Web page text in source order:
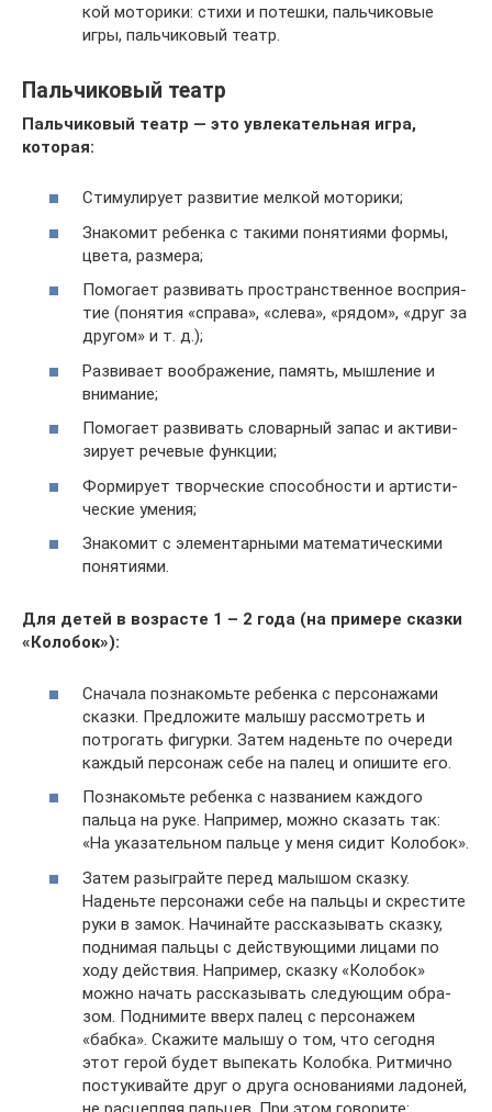
кой мото­рики: стихи и потешки, паль­чи­ко­вые
игры, паль­чи­ко­вый театр.
Пальчиковый театр
Паль­чи­ко­вый театр — это увле­ка­тель­ная игра,
которая:
Сти­му­ли­рует раз­ви­тие мел­кой моторики;
Зна­ко­мит ребенка с такими поня­ти­ями формы,
цвета, размера;
Помо­гает раз­ви­вать про­стран­ствен­ное вос­при­я­
тие (поня­тия «справа», «слева», «рядом», «друг за
дру­гом» и т. д.);
Раз­ви­вает вооб­ра­же­ние, память, мыш­ле­ние и
внимание;
Помо­гает раз­ви­вать сло­вар­ный запас и акти­ви­
зи­рует рече­вые функции;
Фор­ми­рует твор­че­ские спо­соб­но­сти и арти­сти­
че­ские умения;
Зна­ко­мит с эле­мен­тар­ными мате­ма­ти­че­скими
понятиями.
Для детей в воз­расте 1 – 2 года (на при­мере сказки
«Коло­бок»):
Сна­чала позна­комьте ребенка с пер­со­на­жами
сказки. Пред­ло­жите малышу рас­смот­реть и
потро­гать фигурки. Затем наденьте по оче­реди
каж­дый пер­со­наж себе на палец и опи­шите его.
Позна­комьте ребенка с назва­нием каж­дого
пальца на руке. Напри­мер, можно ска­зать так:
«На ука­за­тель­ном пальце у меня сидит Колобок».
Затем разыг­райте перед малы­шом сказку.
Наденьте пер­со­нажи себе на пальцы и скре­стите
руки в замок. Начи­найте рас­ска­зы­вать сказку,
под­ни­мая пальцы с дей­ству­ю­щими лицами по
ходу дей­ствия. Напри­мер, сказку «Коло­бок»
можно начать рас­ска­зы­вать сле­ду­ю­щим обра­
зом. Под­ни­мите вверх палец с пер­со­на­жем
«бабка». Ска­жите малышу о том, что сего­дня
этот герой будет выпе­кать Колобка. Рит­мично
посту­ки­вайте друг о друга осно­ва­ни­ями ладо­ней,